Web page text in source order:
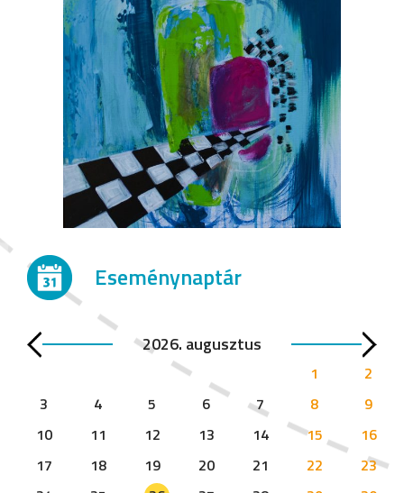
Eseménynaptár
2026. augusztus
1
2
3
4 5 6 7 8
9
10
11 12 13 14 15
16
17
18 19 20 21 22
23